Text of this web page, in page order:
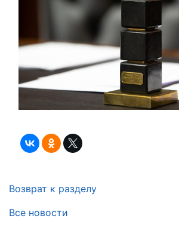
Возврат к разделу
Все новости